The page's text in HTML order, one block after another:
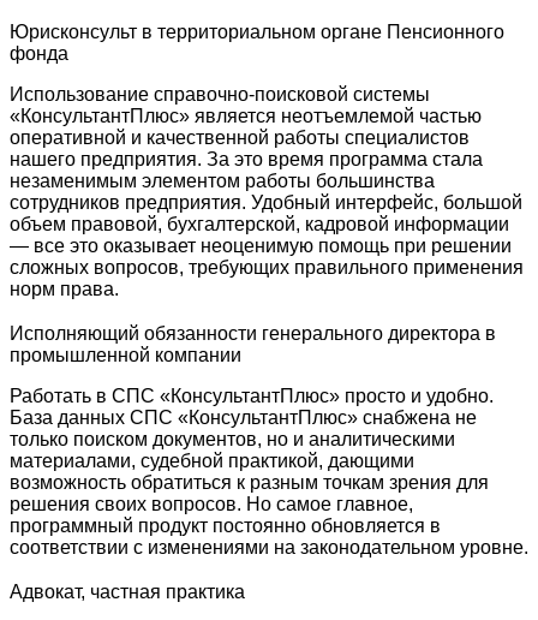
Юрисконсульт в территориальном органе Пенсионного
фонда
Использование справочно-поисковой системы
«КонсультантПлюс» является неотъемлемой частью
оперативной и качественной работы специалистов
нашего предприятия. За это время программа стала
незаменимым элементом работы большинства
сотрудников предприятия. Удобный интерфейс, большой
объем правовой, бухгалтерской, кадровой информации
— все это оказывает неоценимую помощь при решении
сложных вопросов, требующих правильного применения
норм права.
Исполняющий обязанности генерального директора в
промышленной компании
Работать в СПС «КонсультантПлюс» просто и удобно.
База данных СПС «КонсультантПлюс» снабжена не
только поиском документов, но и аналитическими
материалами, судебной практикой, дающими
возможность обратиться к разным точкам зрения для
решения своих вопросов. Но самое главное,
программный продукт постоянно обновляется в
соответствии с изменениями на законодательном уровне.
Адвокат, частная практика